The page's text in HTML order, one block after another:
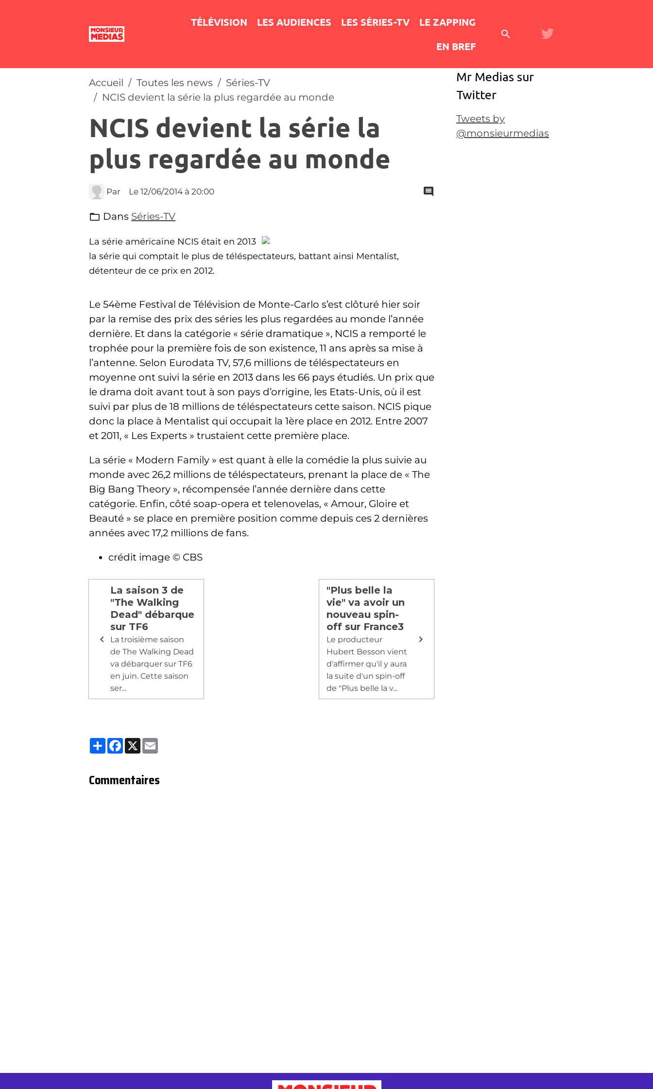
TÉLÉVISION LES AUDIENCES LES SÉRIES-TV
LE ZAPPING
EN BREF
Accueil Toutes les news
Séries-TV
NCIS devient la série la plus regardée au monde
NCIS devient la série la
plus regardée au monde
Par Le 12/06/2014 à 20:00
Dans Séries-TV
La série américaine NCIS était en 2013
la série qui comptait le plus de téléspectateurs, battant ainsi Mentalist,
détenteur de ce prix en 2012.
Le 54ème Festival de Télévision de Monte-Carlo s’est clôturé hier soir
par la remise des prix des séries les plus regardées au monde l’année
dernière. Et dans la catégorie « série dramatique », NCIS a remporté le
trophée pour la première fois de son existence, 11 ans après sa mise à
l’antenne. Selon Eurodata TV, 57,6 millions de téléspectateurs en
moyenne ont suivi la série en 2013 dans les 66 pays étudiés. Un prix que
le drama doit avant tout à son pays d’orrigine, les Etats-Unis, où il est
suivi par plus de 18 millions de téléspectateurs cette saison. NCIS pique
donc la place à Mentalist qui occupait la 1ère place en 2012. Entre 2007
et 2011, « Les Experts » trustaient cette première place.
La série « Modern Family » est quant à elle la comédie la plus suivie au
monde avec 26,2 millions de téléspectateurs, prenant la place de « The
Big Bang Theory », récompensée l’année dernière dans cette
catégorie. Enfin, côté soap-opera et telenovelas, « Amour, Gloire et
Beauté » se place en première position comme depuis ces 2 dernières
années avec 17,2 millions de fans.
crédit image © CBS
La saison 3 de
"The Walking
Dead" débarque
sur TF6
La troisième saison
de The Walking Dead
va débarquer sur TF6
en juin. Cette saison
ser...
"Plus belle la
vie" va avoir un
nouveau spin-
off sur France3
Le producteur
Hubert Besson vient
d'affirmer qu'il y aura
la suite d'un spin-off
de "Plus belle la v...
Partager
Facebook
X
Commentaires
Mr Medias sur
Twitter
Tweets by
@monsieurmedias